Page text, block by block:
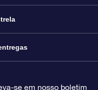
conosco
on-line
da OSR
se em nosso boletim